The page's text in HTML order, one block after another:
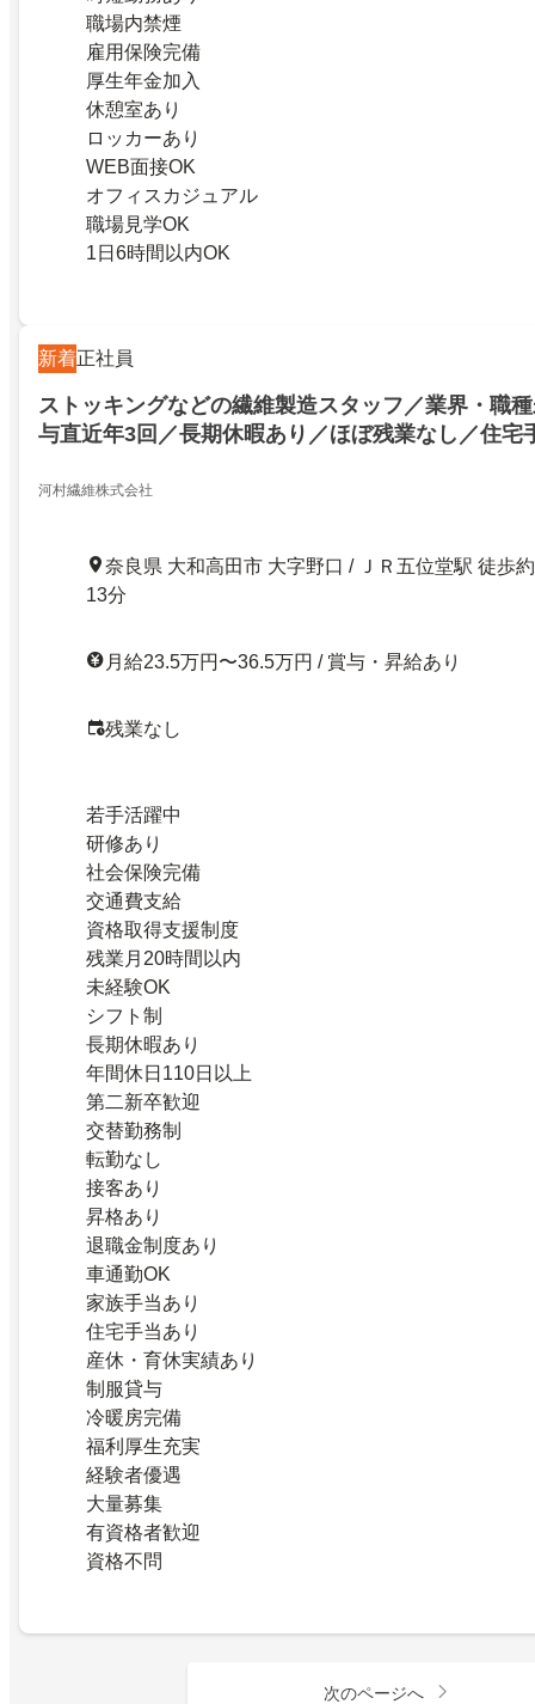
職場内禁煙
雇用保険完備
厚生年金加入
休憩室あり
ロッカーあり
WEB面接OK
オフィスカジュアル
職場見学OK
1日6時間以内OK
新着正社員
ストッキングなどの繊維製造スタッフ／業界・職
与直近年3回／長期休暇あり／ほぼ残業なし／住宅
河村繊維株式会社
奈良県 大和高田市 大字野口 / ＪＲ五位堂駅 徒歩約
13分
月給23.5万円〜36.5万円 / 賞与・昇給あり
残業なし
若手活躍中
研修あり
社会保険完備
交通費支給
資格取得支援制度
残業月20時間以内
未経験OK
シフト制
長期休暇あり
年間休日110日以上
第二新卒歓迎
交替勤務制
転勤なし
接客あり
昇格あり
退職金制度あり
車通勤OK
家族手当あり
住宅手当あり
産休・育休実績あり
制服貸与
冷暖房完備
福利厚生充実
経験者優遇
大量募集
有資格者歓迎
資格不問
次のページへ